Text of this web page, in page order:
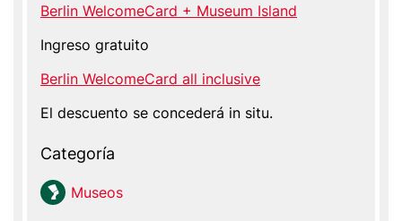
Berlin WelcomeCard + Museum Island
Ingreso gratuito
Berlin WelcomeCard all inclusive
El descuento se concederá in situ.
Categoría
Mu­seos